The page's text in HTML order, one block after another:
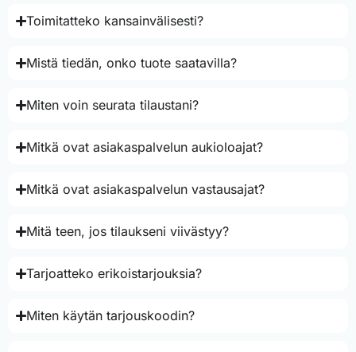
Toimitatteko kansainvälisesti?
Mistä tiedän, onko tuote saatavilla?
Miten voin seurata tilaustani?
Mitkä ovat asiakaspalvelun aukioloajat?
Mitkä ovat asiakaspalvelun vastausajat?
Mitä teen, jos tilaukseni viivästyy?
Tarjoatteko erikoistarjouksia?
Miten käytän tarjouskoodin?